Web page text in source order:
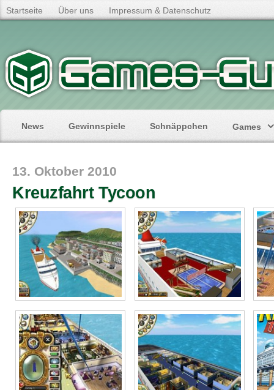
Startseite Über uns Impressum & Datenschutz
News Gewinnspiele Schnäppchen Games
13. Oktober 2010
Kreuzfahrt Tycoon